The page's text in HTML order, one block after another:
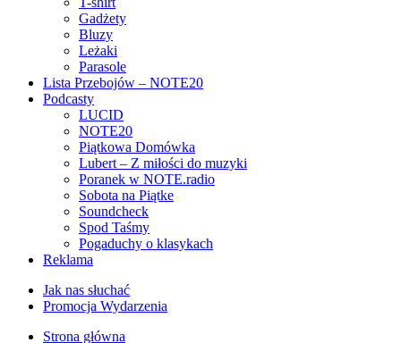
Gadżety
Bluzy
Leżaki
Parasole
Lista Przebojów – NOTE20
Podcasty
LUCID
NOTE20
Piątkowa Domówka
Lubert – Z miłości do muzyki
Poranek w NOTE.radio
Sobota na Piątke
Soundcheck
Spod Taśmy
Pogaduchy o klasykach
Reklama
Jak nas słuchać
Promocja Wydarzenia
Strona główna